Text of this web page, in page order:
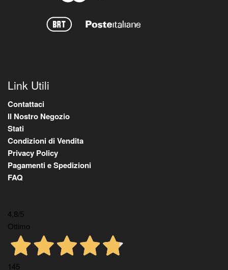
Link Utili
Contattaci
Il Nostro Negozio
Stati
Condizioni di Vendita
Privacy Policy
Pagamenti e Spedizioni
FAQ
4,8/5
Ottimo
145